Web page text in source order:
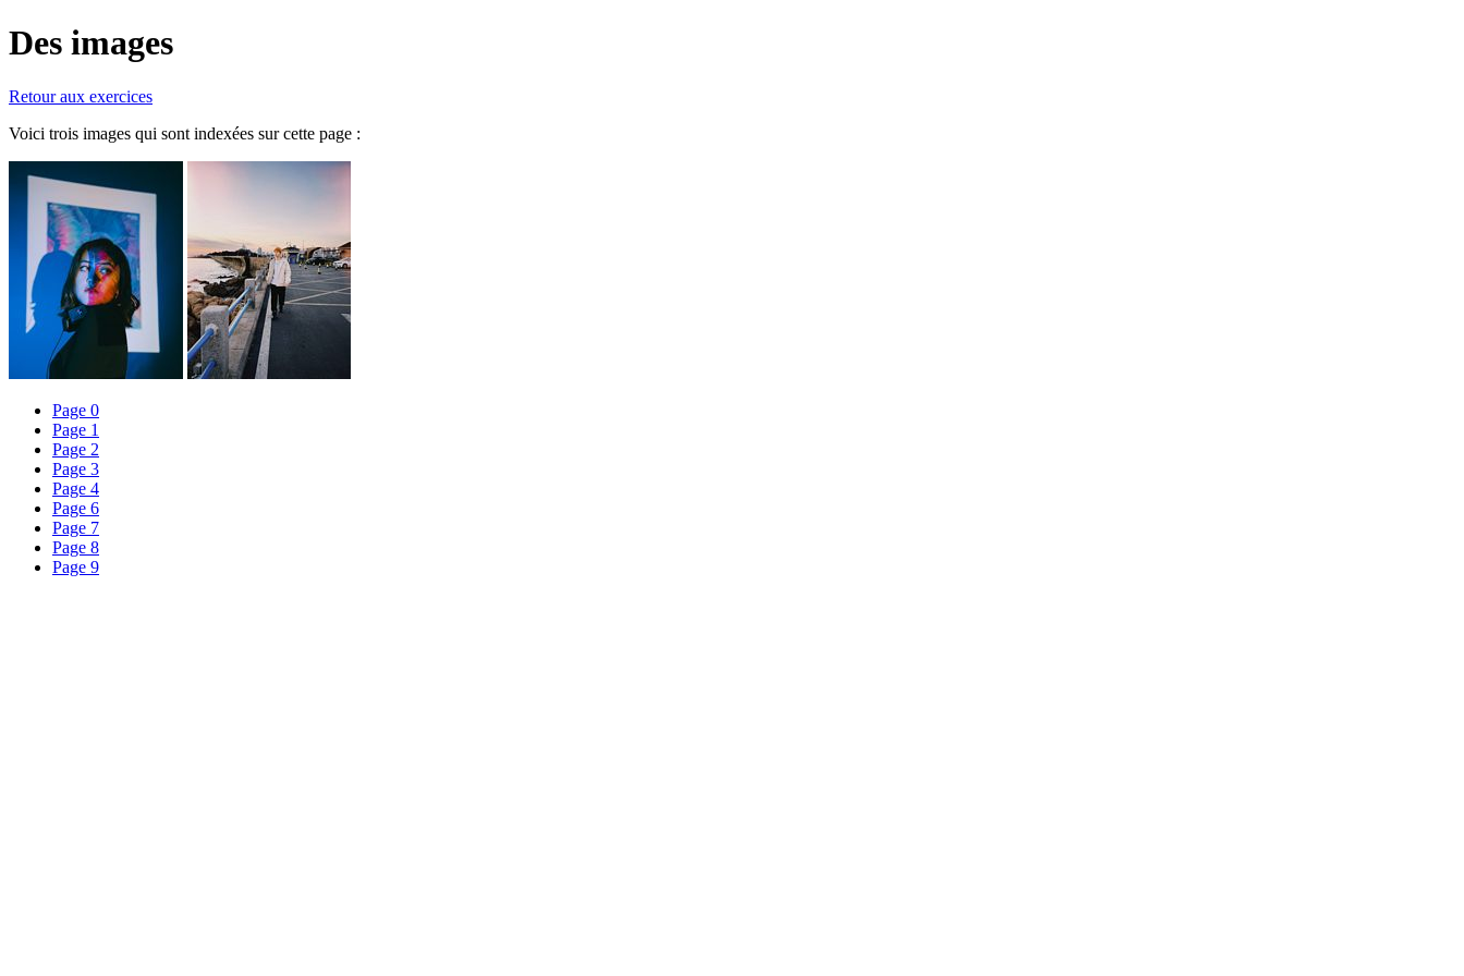
Des images
Retour aux exercices
Voici trois images qui sont indexées sur cette page :
Page 0
Page 1
Page 2
Page 3
Page 4
Page 6
Page 7
Page 8
Page 9